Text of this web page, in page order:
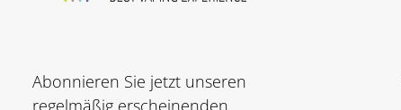
Abonnieren Sie jetzt unseren